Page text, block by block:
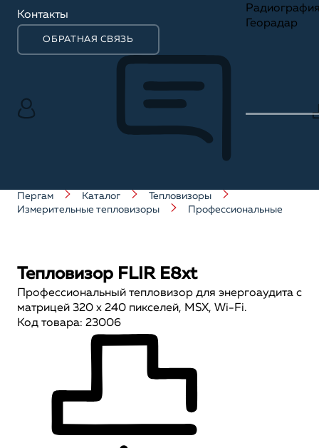
Контакты
ОБРАТНАЯ СВЯЗЬ
Георадар
Пергам Каталог
Тепловизоры
Измерительные тепловизоры
Профессиональные
Тепловизор FLIR E8xt
Профессиональный тепловизор для энергоаудита с
матрицей 320 x 240 пикселей, MSX, Wi-Fi.
Код товара: 23006